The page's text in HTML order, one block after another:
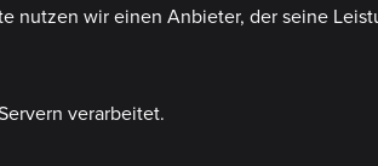
nutzen wir einen Anbieter, der seine
verarbeitet.